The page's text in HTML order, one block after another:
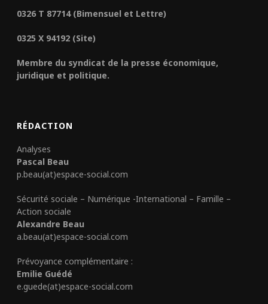
0326 T 87714 (Bimensuel et Lettre)
0325 X 94192 (Site)
Membre du syndicat de la presse économique,
juridique et politique.
RÉDACTION
Analyses
Pascal Beau
p.beau(at)espace-social.com
Sécurité sociale – Numérique -International – Famille –
Action sociale
Alexandre Beau
a.beau(at)espace-social.com
Prévoyance complémentaire :
Emilie Guédé
e.guede(at)espace-social.com